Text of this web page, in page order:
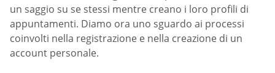
un saggio su se stessi mentre creano i loro profili di
appuntamenti. Diamo ora uno sguardo ai processi
coinvolti nella registrazione e nella creazione di un
account personale.